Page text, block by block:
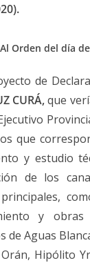
Al Orden del día
de
CURÁ,que
que
y estudio
de los
y
de Aguas
Hipólito